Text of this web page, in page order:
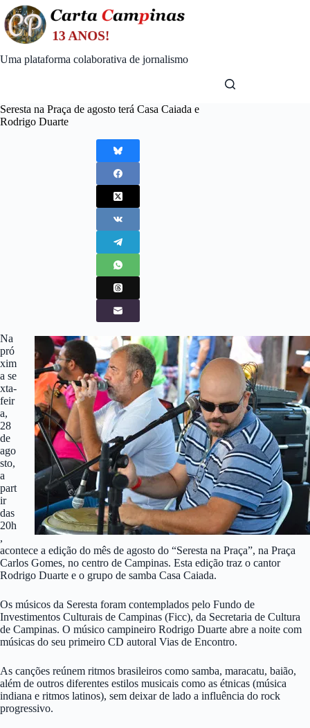
Skip
to
content
Uma plataforma colaborativa de jornalismo
Seresta na Praça de agosto terá Casa Caiada e
Rodrigo Duarte
Na
pró
xim
a se
xta-
feir
a,
28
de
ago
sto,
a
part
ir
das
20h
,
acontece a edição do mês de agosto do “Seresta na Praça”, na Praça
Carlos Gomes, no centro de Campinas. Esta edição traz o cantor
Rodrigo Duarte e o grupo de samba Casa Caiada.
Os músicos da Seresta foram contemplados pelo Fundo de
Investimentos Culturais de Campinas (Ficc), da Secretaria de Cultura
de Campinas. O músico campineiro Rodrigo Duarte abre a noite com
músicas do seu primeiro CD autoral Vias de Encontro.
As canções reúnem ritmos brasileiros como samba, maracatu, baião,
além de outros diferentes estilos musicais como as étnicas (música
indiana e ritmos latinos), sem deixar de lado a influência do rock
progressivo.